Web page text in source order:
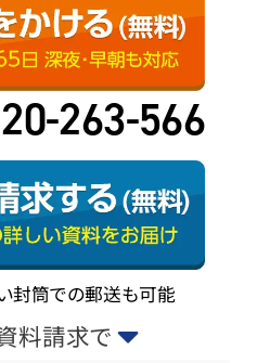
263-566
封筒での郵送も可能
料請求で